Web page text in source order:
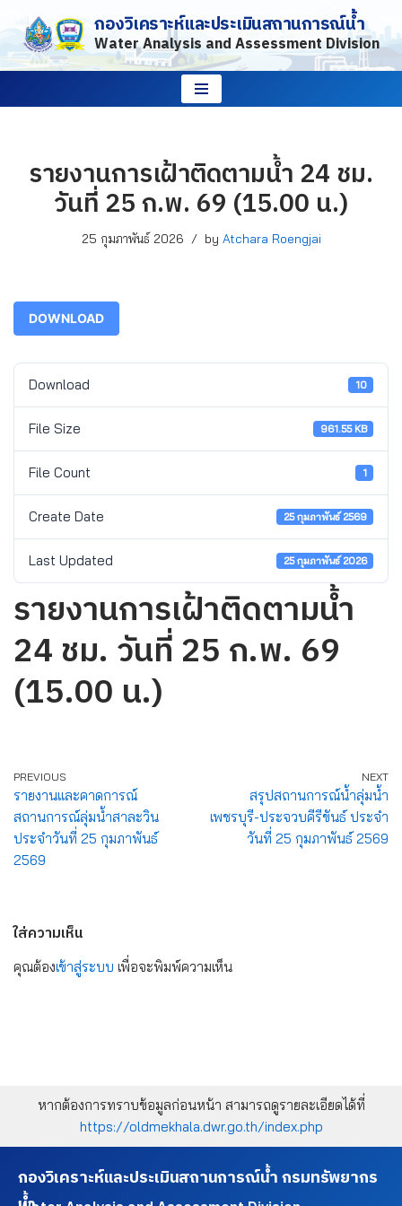
Skip
to
กองวิเคราะห์และประเมินสถานการณ์น้ำ
Water Analysis and Assessment Division
รายงานการเฝ้าติดตามน้ำ 24 ชม.
วันที่ 25 ก.พ. 69 (15.00 น.)
25 กุมภาพันธ์ 2026 by Atchara Roengjai
DOWNLOAD
Download 10
File Size 961.55 KB
File Count 1
Create Date 25 กุมภาพันธ์ 2569
Last Updated 25 กุมภาพันธ์ 2026
รายงานการเฝ้าติดตามน้ำ
24 ชม. วันที่ 25 ก.พ. 69
(15.00 น.)
PREVIOUS
รายงานและคาดการณ์
สถานการณ์ลุ่มน้ำสาละวิน
ประจำวันที่ 25 กุมภาพันธ์
2569
NEXT
สรุปสถานการณ์น้ำลุ่มน้ำ
เพชรบุรี-ประจวบคีรีขันธ์ ประจำ
วันที่ 25 กุมภาพันธ์ 2569
ใส่ความเห็น
คุณต้องเข้าสู่ระบบ เพื่อจะพิมพ์ความเห็น
หากต้องการทราบข้อมูลก่อนหน้า สามารถดูรายละเอียดได้ที่
https://oldmekhala.dwr.go.th/index.php
กองวิเคราะห์และประเมินสถานการณ์น้ำ กรมทรัพยากร